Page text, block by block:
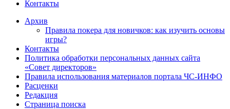
Контакты
Архив
Правила покера для новичков: как изучить основы
игры?
Контакты
Политика обработки персональных данных сайта
«Совет директоров»
Правила использования материалов портала ЧС-ИНФО
Расценки
Редакция
Страница поиска